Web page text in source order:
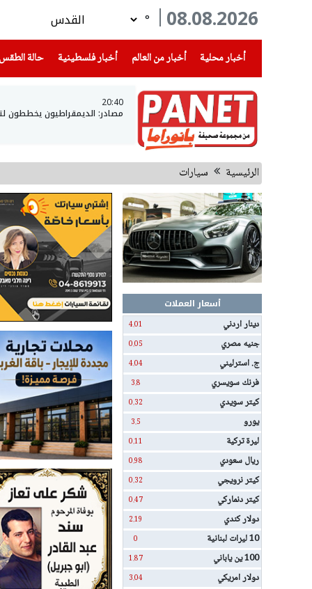
08.08.2026
°
أخبار محلية
(current) أخبار من العالم أخبار فلسطينية(current) حالة الطقس
20:40
مصادر: الديمقراطيون يخططون
الرئيسية سيارات
أسعار العملات
دينار اردني
4.01
جنيه مصري 0.05
ج. استرليني 4.04
فرنك سويسري 3.8
كيتر سويدي 0.32
يورو 3.5
ليرة تركية 0.11
ريال سعودي 0.98
كيتر نرويجي 0.32
كيتر دنماركي 0.47
دولار كندي 2.19
10 ليرات لبنانية 0
100 ين ياباني 1.87
دولار امريكي 3.04